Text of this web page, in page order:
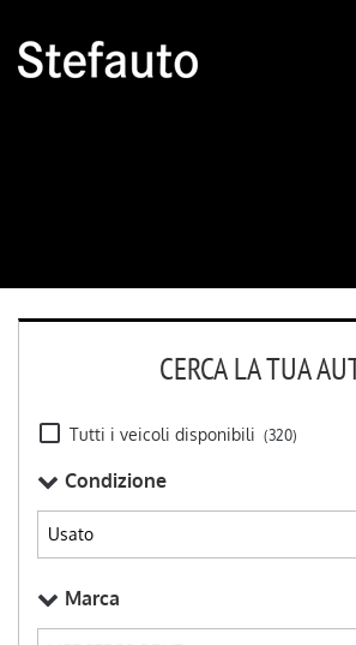
CERCA LA TUA
Tutti i veicoli disponibili (320)
Condizione
Marca